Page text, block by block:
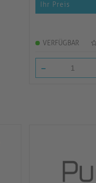
Ihr Preis
VERFÜGBAR
-